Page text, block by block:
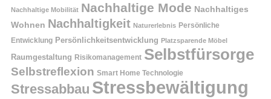
Nachhaltige Mobilität Nachhaltige Mode Nachhaltiges
Wohnen Nachhaltigkeit Naturerlebnis Persönliche
Entwicklung Persönlichkeitsentwicklung Platzsparende Möbel
Raumgestaltung Risikomanagement Selbstfürsorge
Selbstreflexion Smart Home Technologie
Stressabbau Stressbewältigung